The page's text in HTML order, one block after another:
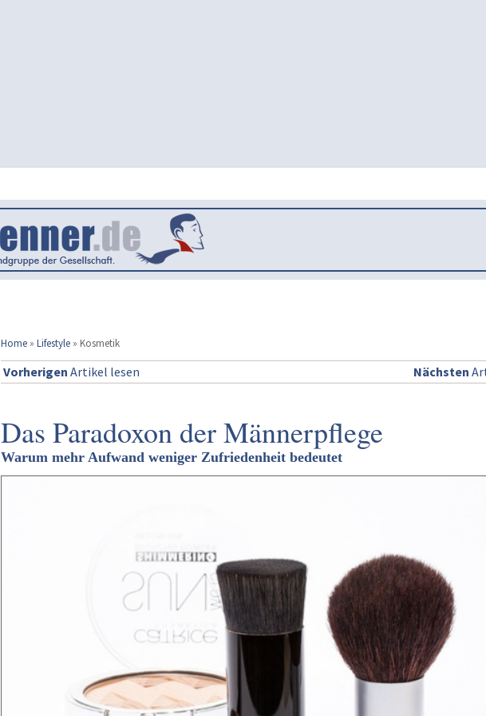
Home » Lifestyle » Kosmetik
Vorherigen Artikel lesen Nächsten
Das Paradoxon der Männerpflege
Warum mehr Aufwand weniger Zufriedenheit bedeutet